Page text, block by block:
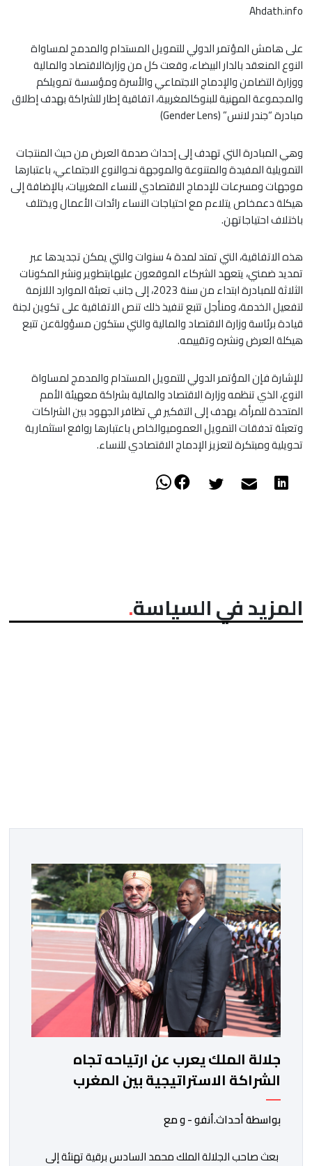
Ahdath.info
على هامش المؤتمر الدولي للتمويل المستدام والمدمج لمساواة
النوع المنعقد بالدار البيضاء، وقعت كل من وزارةالاقتصاد والمالية
ووزارة التضامن والإدماج الاجتماعي والأسرة ومؤسسة تمويلكم
والمجموعة المهنية للبنوكالمغربية، اتفاقية إطار للشراكة بهدف إطلاق
مبادرة “جندر لانس” (Gender Lens)
وهي المبادرة التي تهدف إلى إحداث صدمة العرض من حيث المنتجات
التمويلية المفيدة والمتنوعة والموجهة نحوالنوع الاجتماعي، باعتبارها
موجهات ومسرعات للإدماج الاقتصادي للنساء المغربيات، بالإضافة إلى
هيكلة دعمخاص يتلاءم مع احتياجات النساء رائدات الأعمال ويختلف
باختلاف احتياجاتهن.
هذه الاتفاقية، التي تمتد لمدة 4 سنوات والتي يمكن تجديدها عبر
تمديد ضمني، يتعهد الشركاء الموقعون عليهابتطوير ونشر المكونات
الثلاثة للمبادرة ابتداء من سنة 2023، إلى جانب تعبئة الموارد اللازمة
لتفعيل الخدمة، ومنأجل تتبع تنفيذ ذلك تنص الاتفاقية على تكوين لجنة
قيادة برئاسة وزارة الاقتصاد والمالية والتي ستكون مسؤولةعن تتبع
هيكلة العرض ونشره وتقييمه.
للإشارة فإن المؤتمر الدولي للتمويل المستدام والمدمج لمساواة
النوع، الذي تنظمه وزارة الاقتصاد والمالية بشراكة معهيئة الأمم
المتحدة للمرأة، يهدف إلى التفكير في تظافر الجهود بين الشراكات
وتعبئة تدفقات التمويل العموميوالخاص باعتبارها روافع استثمارية
تحويلية ومبتكرة لتعزيز الإدماج الاقتصادي للنساء.
المزيد في السياسة
جلالة الملك يعرب عن ارتياحه تجاه
الشراكة الاستراتيجية بين المغرب
والكوت ديفوار
بواسطة أحداث.أنفو - و مع
بعث صاحب الجلالة الملك محمد السادس برقية تهنئة إلى